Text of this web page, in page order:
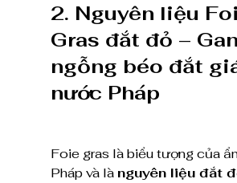
2. Nguyên liệu
Gras đắt đỏ – Gan
ngỗng béo đắt
nước Pháp
Foie gras là biểu tượng của
Pháp và là nguyên liệu đắt